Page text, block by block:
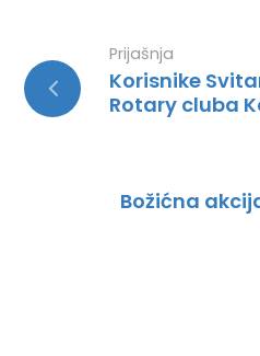
Prijašnja
Korisnike
Rotary cluba
Božićna